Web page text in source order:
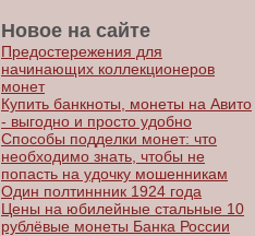
Новое на сайте
Предостережения для
начинающих коллекционеров
монет
Купить банкноты, монеты на Авито
- выгодно и просто удобно
Способы подделки монет: что
необходимо знать, чтобы не
попасть на удочку мошенникам
Один полтиннник 1924 года
Цены на юбилейные стальные 10
рублёвые монеты Банка России